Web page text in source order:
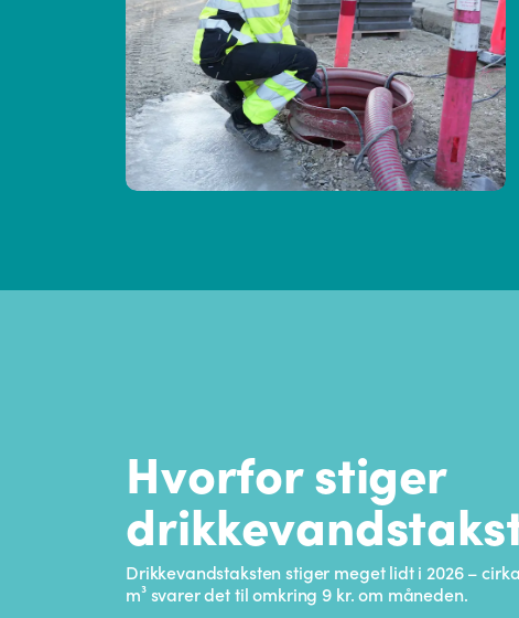
Hvorfor stiger
Drikkevandstaksten stiger meget lidt i 2026 –
m³ svarer det til omkring 9 kr. om måneden.